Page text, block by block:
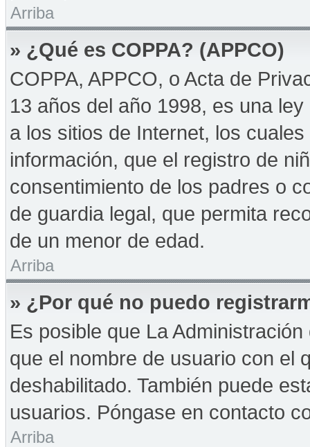
Arriba
» ¿Qué es COPPA? (APPCO)
COPPA, APPCO, o Acta de
13 años del año 1998, es una
a los sitios de Internet, los
información, que el registro de
consentimiento de los padres o
de guardia legal, que permita
de un menor de edad.
Arriba
» ¿Por qué no puedo
Es posible que La
que el nombre de usuario con el
deshabilitado. También puede
usuarios. Póngase en contacto
Arriba